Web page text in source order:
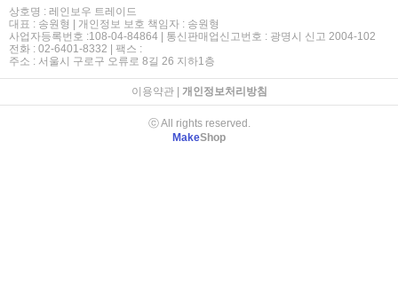
상호명 : 레인보우 트레이드
대표 : 송원형 | 개인정보 보호 책임자 : 송원형
사업자등록번호 :108-04-84864 | 통신판매업신고번호 : 광명시 신고 2004-102
전화 : 02-6401-8332 | 팩스 :
주소 : 서울시 구로구 오류로 8길 26 지하1층
이용약관| 개인정보처리방침
ⓒ All rights reserved.
MakeShop